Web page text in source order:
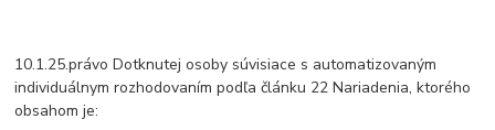
10.1.25.právo Dotknutej osoby súvisiace s automatizovaným
individuálnym rozhodovaním podľa článku 22 Nariadenia, ktorého
obsahom je: